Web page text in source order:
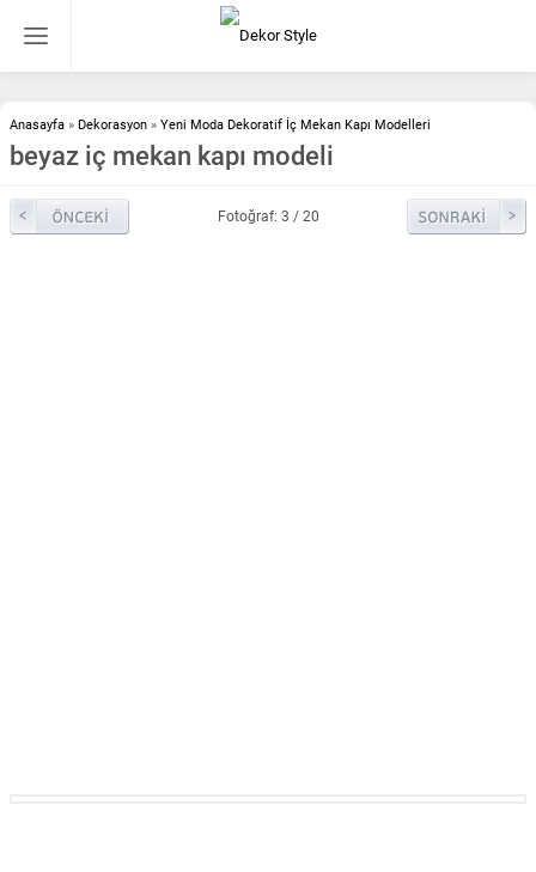
Anasayfa » Dekorasyon » Yeni Moda Dekoratif İç Mekan Kapı Modelleri
beyaz iç mekan kapı modeli
Fotoğraf: 3 / 20